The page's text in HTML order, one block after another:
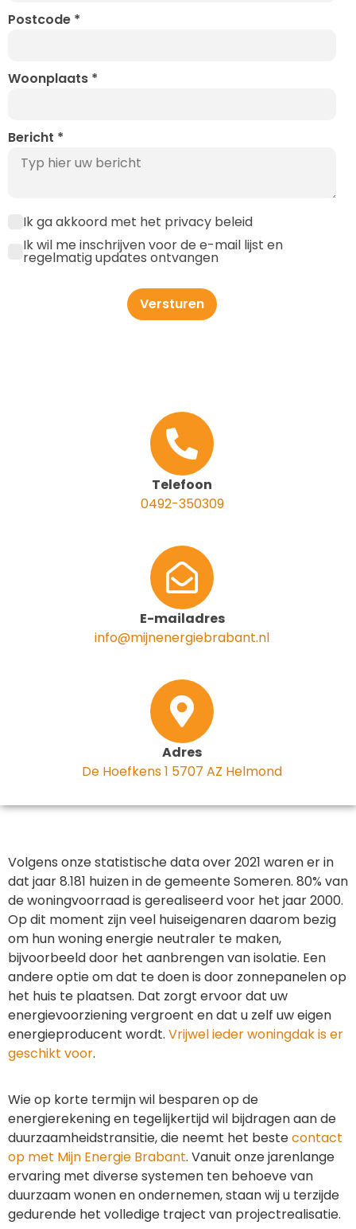
Postcode *
Woonplaats *
Bericht *
Ik ga akkoord met het privacy beleid
Ik wil me inschrijven voor de e-mail lijst en
regelmatig updates ontvangen
Versturen
Telefoon
0492-350309
E-mailadres
info@mijnenergiebrabant.nl
Adres
De Hoefkens 1 5707 AZ Helmond
Volgens onze statistische data over 2021 waren er in
dat jaar 8.181 huizen in de gemeente Someren. 80% van
de woningvoorraad is gerealiseerd voor het jaar 2000.
Op dit moment zijn veel huiseigenaren daarom bezig
om hun woning energie neutraler te maken,
bijvoorbeeld door het aanbrengen van isolatie. Een
andere optie om dat te doen is door zonnepanelen op
het huis te plaatsen. Dat zorgt ervoor dat uw
energievoorziening vergroent en dat u zelf uw eigen
energieproducent wordt. Vrijwel ieder woningdak is er
geschikt voor.
Wie op korte termijn wil besparen op de
energierekening en tegelijkertijd wil bijdragen aan de
duurzaamheidstransitie, die neemt het bestecontact
op met Mijn Energie Brabant. Vanuit onze jarenlange
ervaring met diverse systemen ten behoeve van
duurzaam wonen en ondernemen, staan wij u terzijde
gedurende het volledige traject van projectrealisatie.